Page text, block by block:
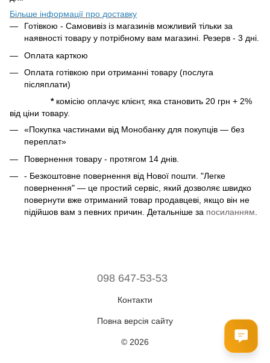
Більше інформації про доставку
Готівкою - Самовивіз із магазинів можливий тільки за
наявності товару у потрібному вам магазині. Резерв - 3 дні.
Оплата карткою
Оплата готівкою при отриманні товару (послуга
післяплати)
* комісію оплачує клієнт, яка становить 20 грн + 2%
від ціни товару.
«Покупка частинами від Монобанку для покупців — без
переплат»
Повернення товару - протягом 14 днів.
- Безкоштовне повернення від Нової пошти. "Легке
повернення" — це простий сервіс, який дозволяє швидко
повернути вже отриманий товар продавцеві, якщо він не
підійшов вам з певних причин. Детальніше за посиланням.
098 647-53-53
Контакти
Повна версія сайту
© 2026